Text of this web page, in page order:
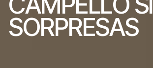
SORPRESAS